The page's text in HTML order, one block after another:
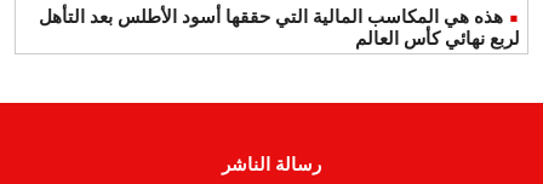
هذه هي المكاسب المالية التي حققها أسود الأطلس بعد التأهل
لربع نهائي كأس العالم
رسالة الناشر